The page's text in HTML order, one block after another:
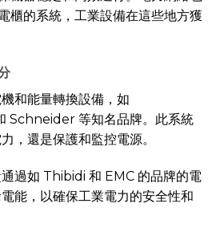
櫃的系統，工業設備在這些地方獲
和能量轉換設備，如
Schneider 等知名品牌。此系統
，還是保護和監控電源。
過如 Thibidi 和 EMC 的品牌的電
能，以確保工業電力的安全性和